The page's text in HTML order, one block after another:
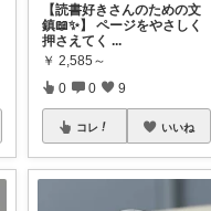
【読書好きさんのための文
鎮📖✨】 ページをやさしく
押さえてく ...
￥ 2,585～
0 0 9
コレ いいね